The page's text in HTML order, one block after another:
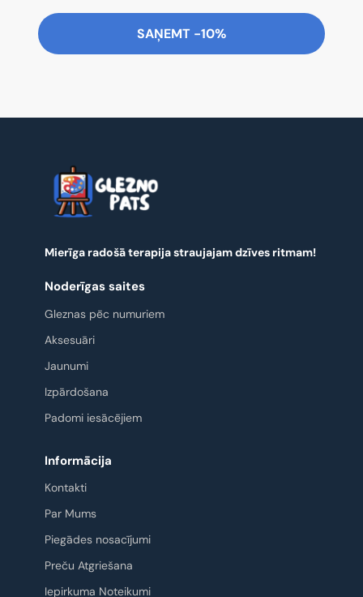
SAŅEMT -10%
Mierīga radošā terapija straujajam dzīves ritmam!
Noderīgas saites
Gleznas pēc numuriem
Aksesuāri
Jaunumi
Izpārdošana
Padomi iesācējiem
Informācija
Kontakti
Par Mums
Piegādes nosacījumi
Preču Atgriešana
Iepirkuma Noteikumi